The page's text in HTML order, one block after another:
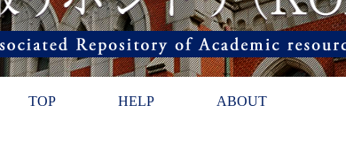
TOP HELP ABOUT